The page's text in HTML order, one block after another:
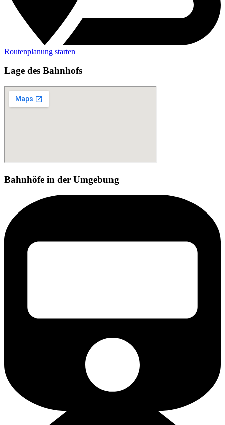
Routenplanung starten
Lage des Bahnhofs
Bahnhöfe in der Umgebung